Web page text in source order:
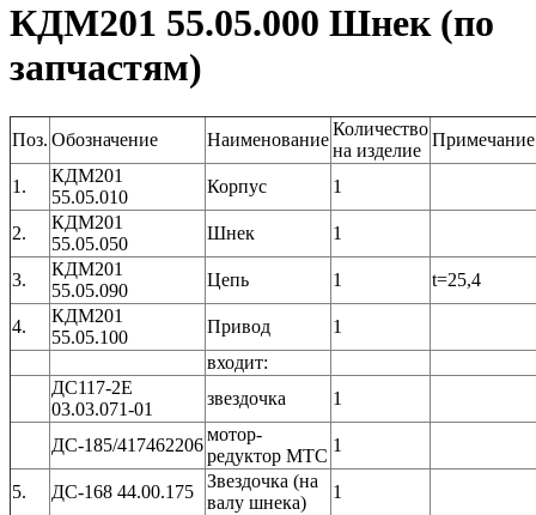
КДМ201 55.05.000 Шнек (по
запчастям)
Поз. Обозначение Наименование
Количество
на изделие
Примечание
1.
КДМ201
55.05.010
Корпус 1
2.
КДМ201
55.05.050
Шнек 1
3.
КДМ201
55.05.090
Цепь 1 t=25,4
4.
КДМ201
55.05.100
Привод
1
входит:
ДС117-2Е
03.03.071-01
звездочка 1
ДС-185/417462206
мотор-
редуктор МТС
1
5. ДС-168 44.00.175
Звездочка (на
валу шнека)
1